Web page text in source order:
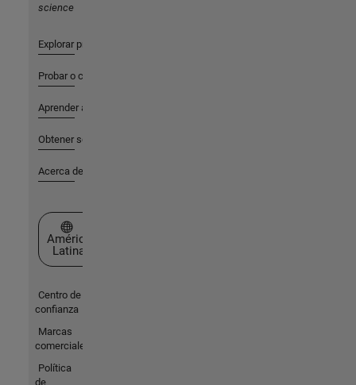
science
Explorar productos
Probar o comprar
Aprender a utilizar
Obtener soporte
Acerca de MathWorks
Seleccione un país/idioma
América
Latina
Centro de
confianza
Marcas
comerciales
Política
de